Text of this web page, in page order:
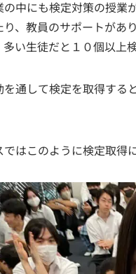
の中にも検定対策の授
、教員のサポートがあ
い生徒だと１０個以上
を通して検定を取得する
ではこのように検定取得